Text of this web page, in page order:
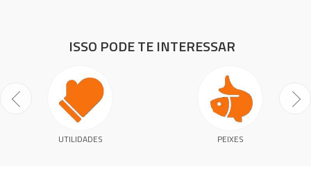
ISSO PODE TE INTERESSAR
UTILIDADES PEIXES